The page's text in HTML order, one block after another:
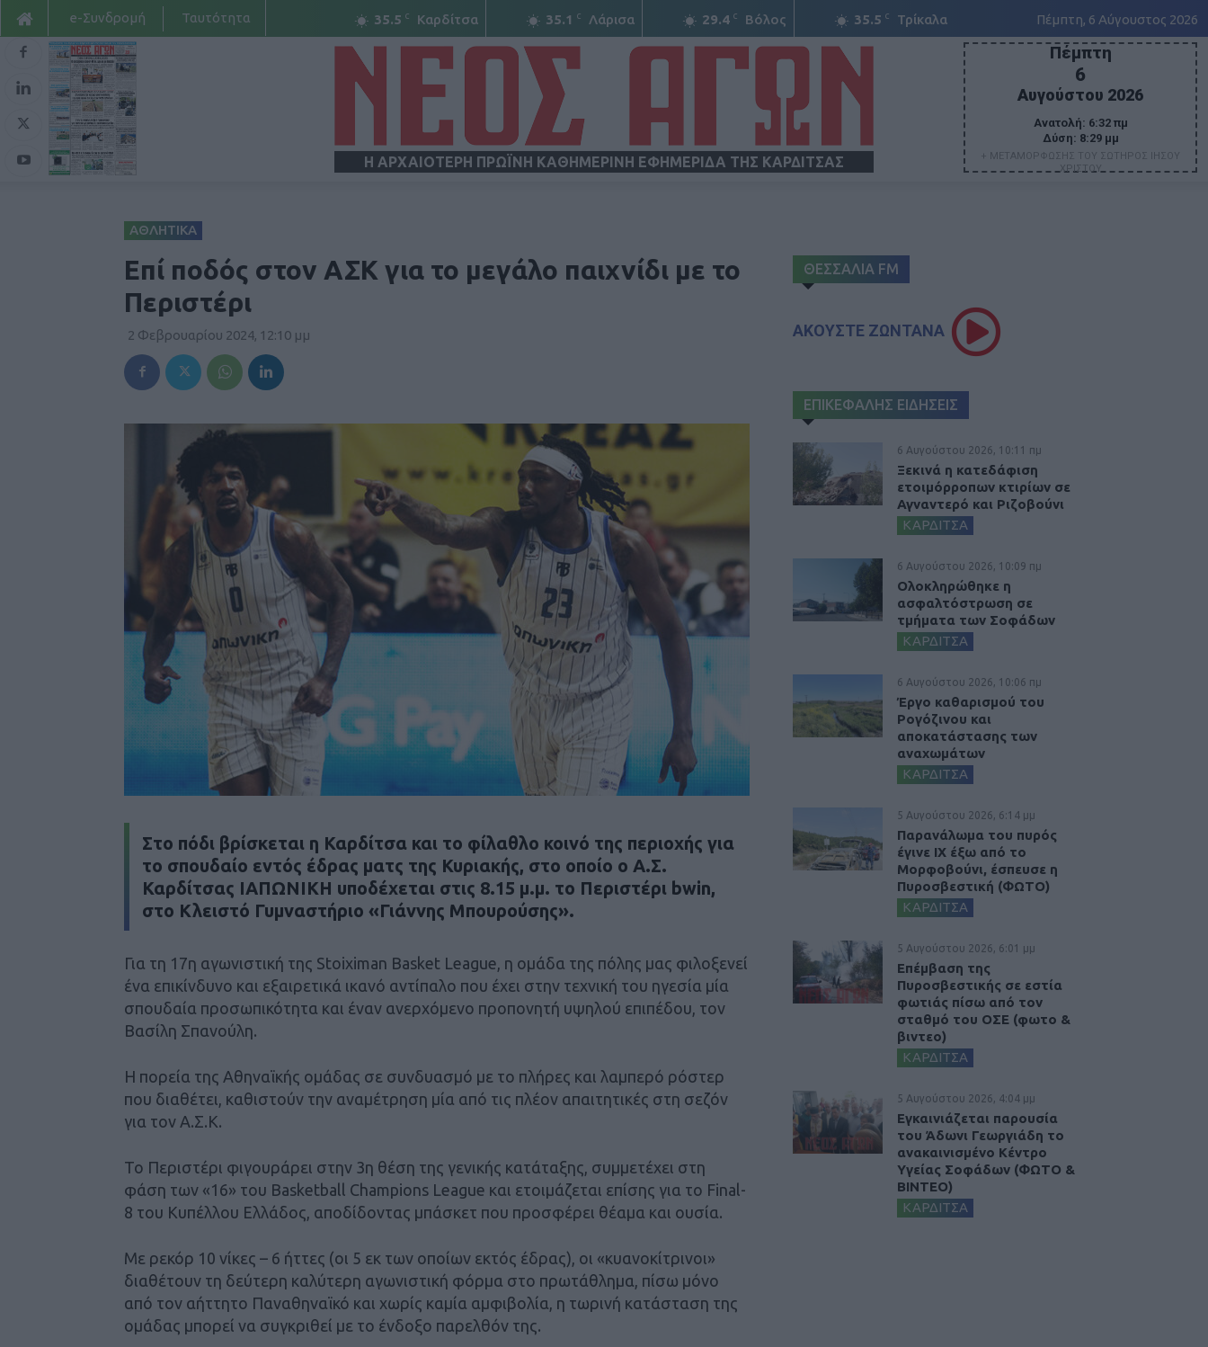
35.5 C Καρδίτσα 35.1 C Λάρισα 29.4 C Βόλος 35.5 C Τρίκαλα Πέμπτη, 6 Αύγουστος 2026
e-Συνδρομή Ταυτότητα
Η ΑΡΧΑΙΟΤΕΡΗ ΠΡΩΪΝΗ ΚΑΘΗΜΕΡΙΝΗ ΕΦΗΜΕΡΙΔΑ ΤΗΣ ΚΑΡΔΙΤΣΑΣ
Πέμπτη
6
Αυγούστου 2026
Ανατολή: 6:32 πμ
Δύση: 8:29 μμ
+ ΜΕΤΑΜΟΡΦΩΣΗΣ ΤΟΥ ΣΩΤΗΡΟΣ ΙΗΣΟΥ
ΧΡΙΣΤΟΥ
ΑΘΛΗΤΙΚΑ
Επί ποδός στον ΑΣΚ για το μεγάλο παιχνίδι με το
Περιστέρι
2 Φεβρουαρίου 2024, 12:10 μμ
Στο πόδι βρίσκεται η Καρδίτσα και το φίλαθλο κοινό της περιοχής για
το σπουδαίο εντός έδρας ματς της Κυριακής, στο οποίο ο Α.Σ.
Καρδίτσας ΙΑΠΩΝΙΚΗ υποδέχεται στις 8.15 μ.μ. το Περιστέρι bwin,
στο Κλειστό Γυμναστήριο «Γιάννης Μπουρούσης».
Για τη 17η αγωνιστική της Stoiximan Basket League, η ομάδα της πόλης μας φιλοξενεί
ένα επικίνδυνο και εξαιρετικά ικανό αντίπαλο που έχει στην τεχνική του ηγεσία μία
σπουδαία προσωπικότητα και έναν ανερχόμενο προπονητή υψηλού επιπέδου, τον
Βασίλη Σπανούλη.
Η πορεία της Αθηναϊκής ομάδας σε συνδυασμό με το πλήρες και λαμπερό ρόστερ
που διαθέτει, καθιστούν την αναμέτρηση μία από τις πλέον απαιτητικές στη σεζόν
για τον Α.Σ.Κ.
Το Περιστέρι φιγουράρει στην 3η θέση της γενικής κατάταξης, συμμετέχει στη
φάση των «16» του Basketball Champions League και ετοιμάζεται επίσης για το Final-
8 του Κυπέλλου Ελλάδος, αποδίδοντας μπάσκετ που προσφέρει θέαμα και ουσία.
Με ρεκόρ 10 νίκες – 6 ήττες (οι 5 εκ των οποίων εκτός έδρας), οι «κυανοκίτρινοι»
διαθέτουν τη δεύτερη καλύτερη αγωνιστική φόρμα στο πρωτάθλημα, πίσω μόνο
από τον αήττητο Παναθηναϊκό και χωρίς καμία αμφιβολία, η τωρινή κατάσταση της
ομάδας μπορεί να συγκριθεί με το ένδοξο παρελθόν της.
ΘΕΣΣΑΛΙΑ FM
ΑΚΟΥΣΤΕ ΖΩΝΤΑΝΑ
ΕΠΙΚΕΦΑΛΗΣ ΕΙΔΗΣΕΙΣ
6 Αυγούστου 2026, 10:11 πμ
Ξεκινά η κατεδάφιση
ετοιμόρροπων κτιρίων σε
Αγναντερό και Ριζοβούνι
ΚΑΡΔΙΤΣΑ
6 Αυγούστου 2026, 10:09 πμ
Ολοκληρώθηκε η
ασφαλτόστρωση σε
τμήματα των Σοφάδων
ΚΑΡΔΙΤΣΑ
6 Αυγούστου 2026, 10:06 πμ
Έργο καθαρισμού του
Ρογόζινου και
αποκατάστασης των
αναχωμάτων
ΚΑΡΔΙΤΣΑ
5 Αυγούστου 2026, 6:14 μμ
Παρανάλωμα του πυρός
έγινε ΙΧ έξω από το
Μορφοβούνι, έσπευσε η
Πυροσβεστική (ΦΩΤΟ)
ΚΑΡΔΙΤΣΑ
5 Αυγούστου 2026, 6:01 μμ
Επέμβαση της
Πυροσβεστικής σε εστία
φωτιάς πίσω από τον
σταθμό του ΟΣΕ (φωτο &
βιντεο)
ΚΑΡΔΙΤΣΑ
5 Αυγούστου 2026, 4:04 μμ
Εγκαινιάζεται παρουσία
του Άδωνι Γεωργιάδη το
ανακαινισμένο Κέντρο
Υγείας Σοφάδων (ΦΩΤΟ &
ΒΙΝΤΕΟ)
ΚΑΡΔΙΤΣΑ